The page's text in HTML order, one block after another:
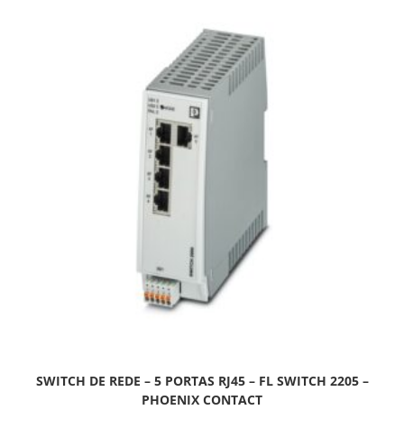
SWITCH DE REDE – 5 PORTAS RJ45 – FL SWITCH 2205 –
PHOENIX CONTACT